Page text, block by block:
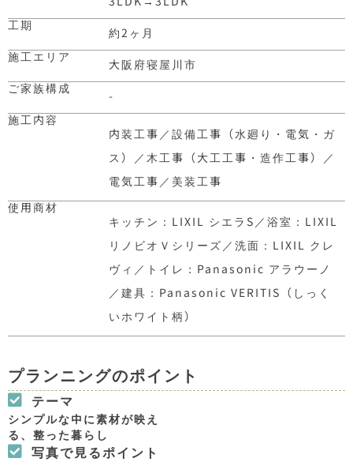
工期
約2ヶ月
施工エリア
大阪府寝屋川市
ご家族構成
-
施工内容
内装工事／設備工事（水廻り・電気・ガ
ス）／木工事（大工工事・造作工事）／
電気工事／美装工事
使用商材
キッチン：LIXIL シエラS／浴室：LIXIL
リノビオＶシリーズ／洗面：LIXIL クレ
ヴィ／トイレ：Panasonic アラウーノ
／建具：Panasonic VERITIS（しっく
いホワイト柄）
プランニングのポイント
テーマ
シンプルな中に素材が映え
る、整った暮らし
写真で見るポイント